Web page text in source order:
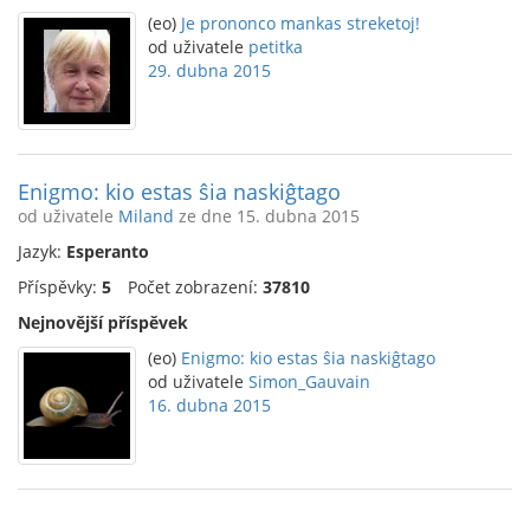
(eo) Je prononco mankas streketoj!
od uživatele petitka
29. dubna 2015
Enigmo: kio estas ŝia naskiĝtago
od uživatele Miland ze dne 15. dubna 2015
Jazyk: Esperanto
Příspěvky: 5 Počet zobrazení: 37810
Nejnovější příspěvek
(eo) Enigmo: kio estas ŝia naskiĝtago
od uživatele Simon_Gauvain
16. dubna 2015